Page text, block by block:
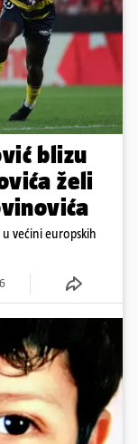
blizu
želi
većini europskih